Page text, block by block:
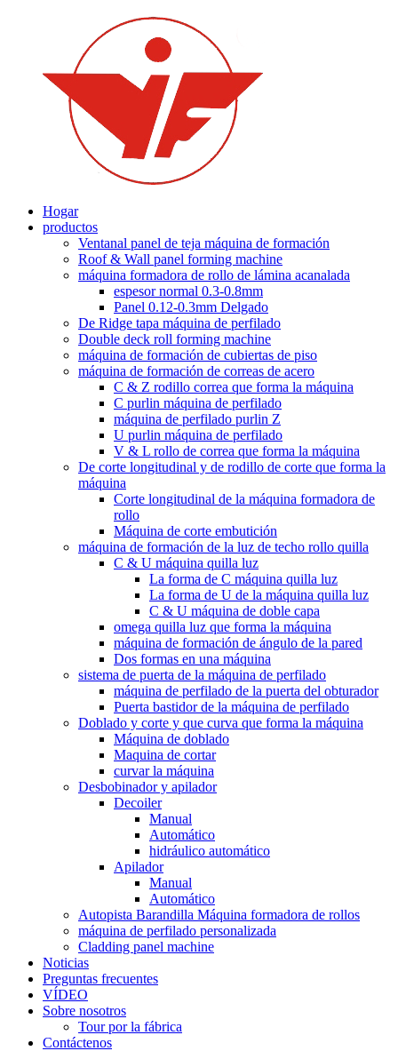
Hogar
productos
Ventanal panel de teja máquina de formación
Roof & Wall panel forming machine
máquina formadora de rollo de lámina acanalada
espesor normal 0.3-0.8mm
Panel 0.12-0.3mm Delgado
De Ridge tapa máquina de perfilado
Double deck roll forming machine
máquina de formación de cubiertas de piso
máquina de formación de correas de acero
C & Z rodillo correa que forma la máquina
C purlin máquina de perfilado
máquina de perfilado purlin Z
U purlin máquina de perfilado
V & L rollo de correa que forma la máquina
De corte longitudinal y de rodillo de corte que forma la
máquina
Corte longitudinal de la máquina formadora de
rollo
Máquina de corte embutición
máquina de formación de la luz de techo rollo quilla
C & U máquina quilla luz
La forma de C máquina quilla luz
La forma de U de la máquina quilla luz
C & U máquina de doble capa
omega quilla luz que forma la máquina
máquina de formación de ángulo de la pared
Dos formas en una máquina
sistema de puerta de la máquina de perfilado
máquina de perfilado de la puerta del obturador
Puerta bastidor de la máquina de perfilado
Doblado y corte y que curva que forma la máquina
Máquina de doblado
Maquina de cortar
curvar la máquina
Desbobinador y apilador
Decoiler
Manual
Automático
hidráulico automático
Apilador
Manual
Automático
Autopista Barandilla Máquina formadora de rollos
máquina de perfilado personalizada
Cladding panel machine
Noticias
Preguntas frecuentes
VÍDEO
Sobre nosotros
Tour por la fábrica
Contáctenos